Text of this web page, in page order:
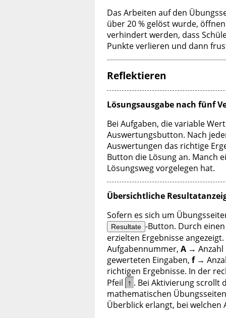
Das Arbeiten auf den
über 20 % gelöst wurde,
verhindert werden, dass
Punkte verlieren und dann
Reflektieren
Lösungsausgabe nach fünf
Bei Aufgaben, die variable
Auswertungsbutton. Nach
Auswertungen das richtige
Button die Lösung an. Manch
Lösungsweg vorgelegen hat.
Übersichtliche
Sofern es sich um
Resultate -Button. Durch
erzielten Ergebnisse
Aufgabennummer, A →
gewerteten Eingaben, f→
richtigen Ergebnisse. In der
Pfeil ↑ . Bei Aktivierung scrollt
mathematischen
Überblick erlangt, bei